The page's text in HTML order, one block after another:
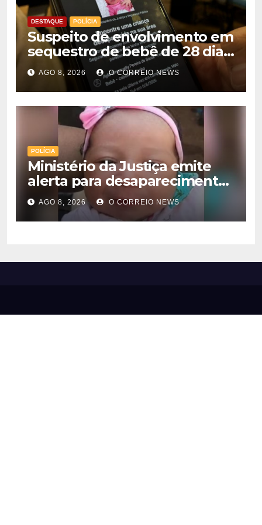
DESTAQUE POLÍCIA
Suspeito de envolvimento em
sequestro de bebê de 28 dias
é preso na Capital
AGO 8, 2026 O CORREIO NEWS
POLÍCIA
Ministério da Justiça emite
alerta para desaparecimento
de bebê de 28 dias em MS;
polícia apura suposto
sequestro
AGO 8, 2026 O CORREIO NEWS